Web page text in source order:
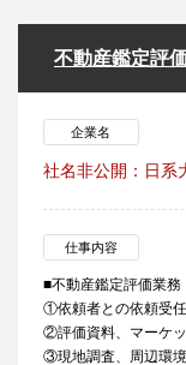
不動産鑑定評
企業名
社名非公開：日系
仕事内容
■不動産鑑定評価業務
①依頼者との依頼受
②評価資料、マーケ
③現地調査、周辺環